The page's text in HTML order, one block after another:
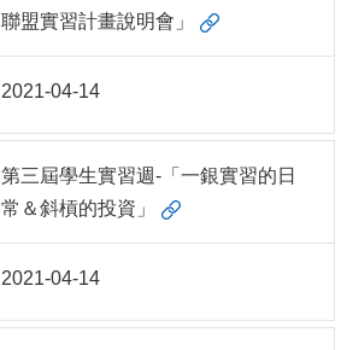
聯盟實習計畫說明會」
2021-04-14
第三屆學生實習週-「一銀實習的日
常＆斜槓的投資」
2021-04-14